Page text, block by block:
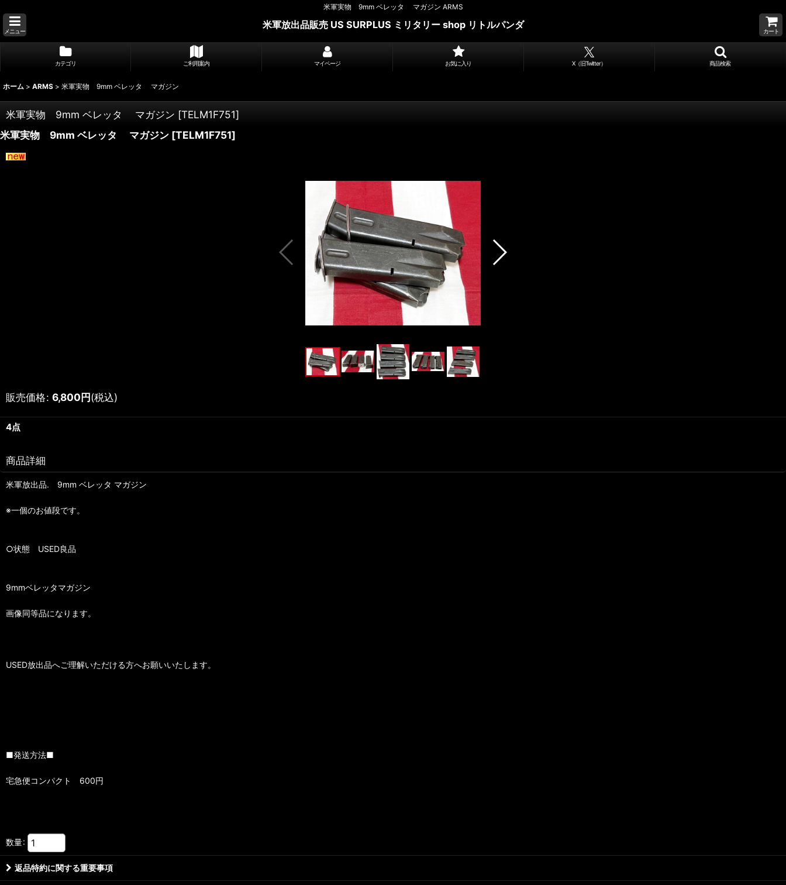
米軍実物 9mm ベレッタ マガジン ARMS
メニュー
米軍放出品販売 US SURPLUS ミリタリー shop リトルパンダ
カート
カテゴリ ご利用案内 マイページ お気に入り X（旧Twitter） 商品検索
ホーム > ARMS > 米軍実物 9mm ベレッタ マガジン
米軍実物 9mm ベレッタ マガジン [TELM1F751]
米軍実物 9mm ベレッタ マガジン [TELM1F751]
販売価格: 6,800円(税込)
4点
商品詳細
米軍放出品. 9mm ベレッタ マガジン
※一個のお値段です。
○状態 USED良品
9mmベレッタマガジン
画像同等品になります。
USED放出品へご理解いただける方へお願いいたします。
■発送方法■
宅急便コンパクト 600円
数量:
返品特約に関する重要事項